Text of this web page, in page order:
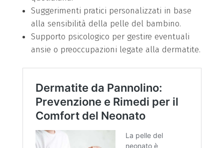
Suggerimenti pratici personalizzati in base
alla sensibilità della pelle del bambino.
Supporto psicologico per gestire eventuali
ansie o preoccupazioni legate alla dermatite.